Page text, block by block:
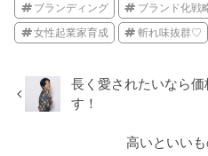
ブランディング ブランド化戦
女性起業家育成 斬れ味抜群♡
長く愛されたいなら
す！
高いといい